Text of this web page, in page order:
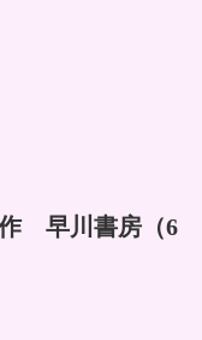
作 早川書房（6